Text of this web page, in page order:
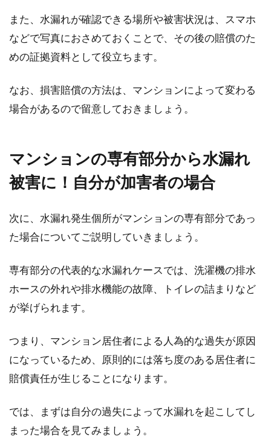
マンションの和室を洋室へ、洋室を
和室へリフォームする方法
もしくは、リ...
アパート契約のキャンセルは可能？
キャンセル料はかかる？
セルしなくてはならなくなった場合、キャンセ
ルすることは...
新築住宅にオプションでつけて良か
これから新築予定の方はいらっしゃいますか？
チン...
また、水漏れが確認できる場所や被害状況は、スマホ
などで写真におさめておくことで、その後の賠償のた
めの証拠資料として役立ちます。
なお、損害賠償の方法は、マンションによって変わる
場合があるので留意しておきましょう。
マンションの専有部分から水漏れ
被害に！自分が加害者の場合
次に、水漏れ発生個所がマンションの専有部分であっ
た場合についてご説明していきましょう。
専有部分の代表的な水漏れケースでは、洗濯機の排水
ホースの外れや排水機能の故障、トイレの詰まりなど
が挙げられます。
つまり、マンション居住者による人為的な過失が原因
になっているため、原則的には落ち度のある居住者に
賠償責任が生じることになります。
では、まずは自分の過失によって水漏れを起こしてし
まった場合を見てみましょう。